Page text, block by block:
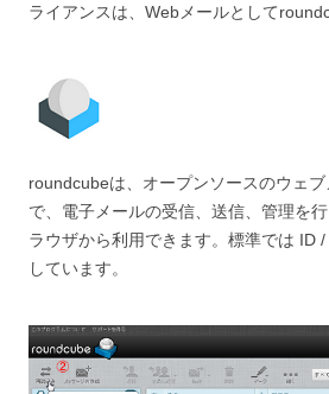
ライアンスは、Webメールとして
roundcubeは、オープンソースのウェ
で、電子メールの受信、送信、管理を
ラウザから利用できます。標準では ID
しています。